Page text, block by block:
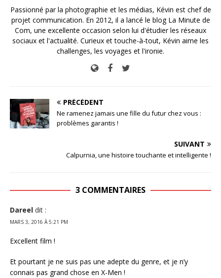
Passionné par la photographie et les médias, Kévin est chef de
projet communication. En 2012, il a lancé le blog La Minute de
Com, une excellente occasion selon lui d'étudier les réseaux
sociaux et l'actualité. Curieux et touche-à-tout, Kévin aime les
challenges, les voyages et l'ironie.
PRÉCÉDENT
Ne ramenez jamais une fille du futur chez vous :
problèmes garantis !
SUIVANT
Calpurnia, une histoire touchante et intelligente !
3 COMMENTAIRES
Dareel dit :
MARS 3, 2016 À 5:21 PM
Excellent film !
Et pourtant je ne suis pas une adepte du genre, et je n’y
connais pas grand chose en X-Men !